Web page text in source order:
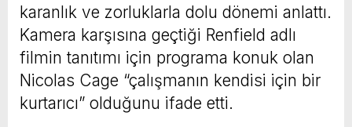
karanlık ve zorluklarla dolu dönemi anlattı.
Kamera karşısına geçtiği Renfield adlı
filmin tanıtımı için programa konuk olan
Nicolas Cage “çalışmanın kendisi için bir
kurtarıcı” olduğunu ifade etti.